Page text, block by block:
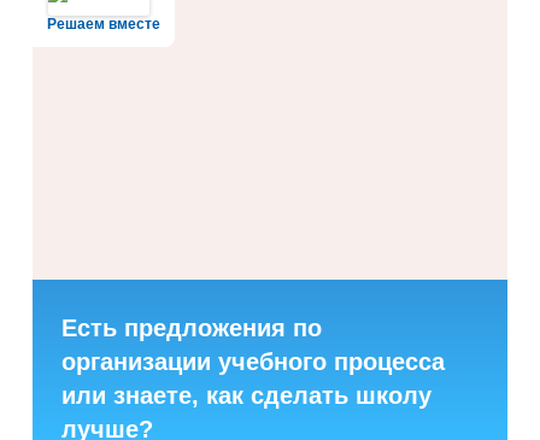
Решаем вместе
Есть предложения по
организации учебного процесса
или знаете, как сделать школу
лучше?